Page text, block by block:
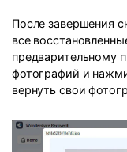
После завершения
все
предварительному
фотографий и
вернуть свои